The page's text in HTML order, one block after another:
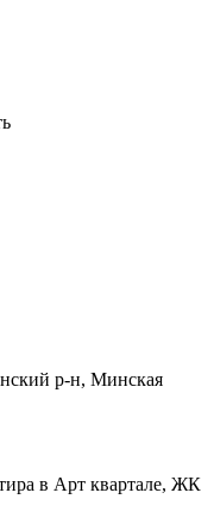
р-н, Минская
в Арт квартале, ЖК